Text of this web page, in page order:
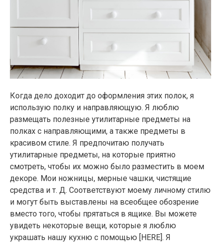
Когда дело доходит до оформления этих полок, я
использую полку и направляющую. Я люблю
размещать полезные утилитарные предметы на
полках с направляющими, а также предметы в
красивом стиле. Я предпочитаю получать
утилитарные предметы, на которые приятно
смотреть, чтобы их можно было разместить в моем
декоре. Мои ножницы, мерные чашки, чистящие
средства и т. Д. Соответствуют моему личному стилю
и могут быть выставлены на всеобщее обозрение
вместо того, чтобы прятаться в ящике. Вы можете
увидеть некоторые вещи, которые я люблю
украшать нашу кухню с помощью [HERE]. Я